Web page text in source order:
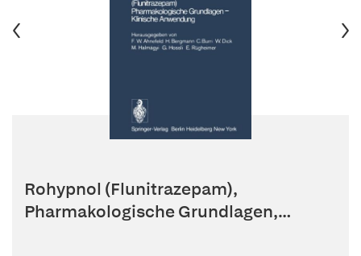
Rohypnol (Flunitrazepam),
Pharmakologische Grundlagen,